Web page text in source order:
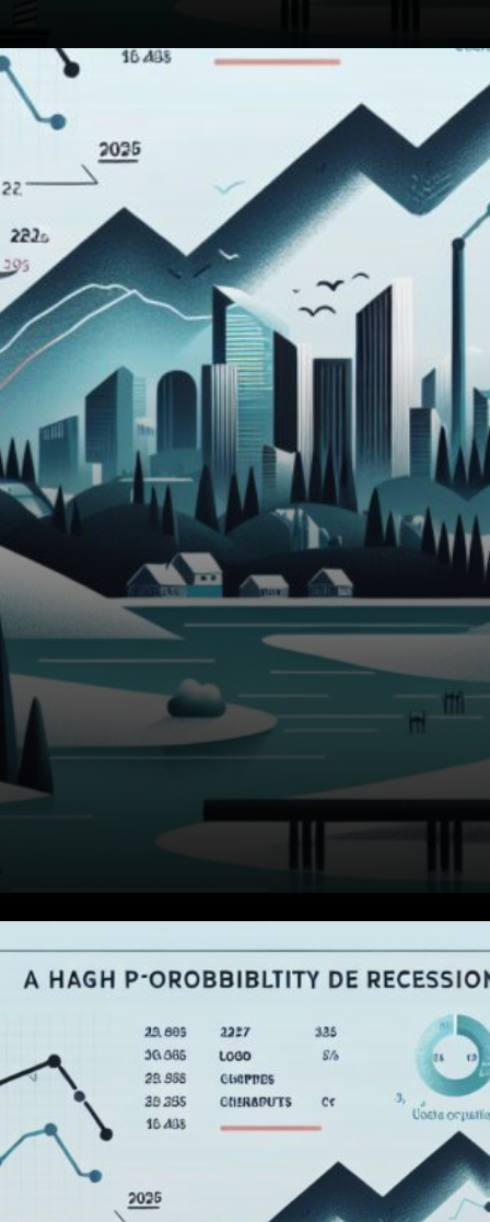
Les adeptes de Polymarket se
montrent de plus en plus
sceptiques quant à la stabilité
économique future.